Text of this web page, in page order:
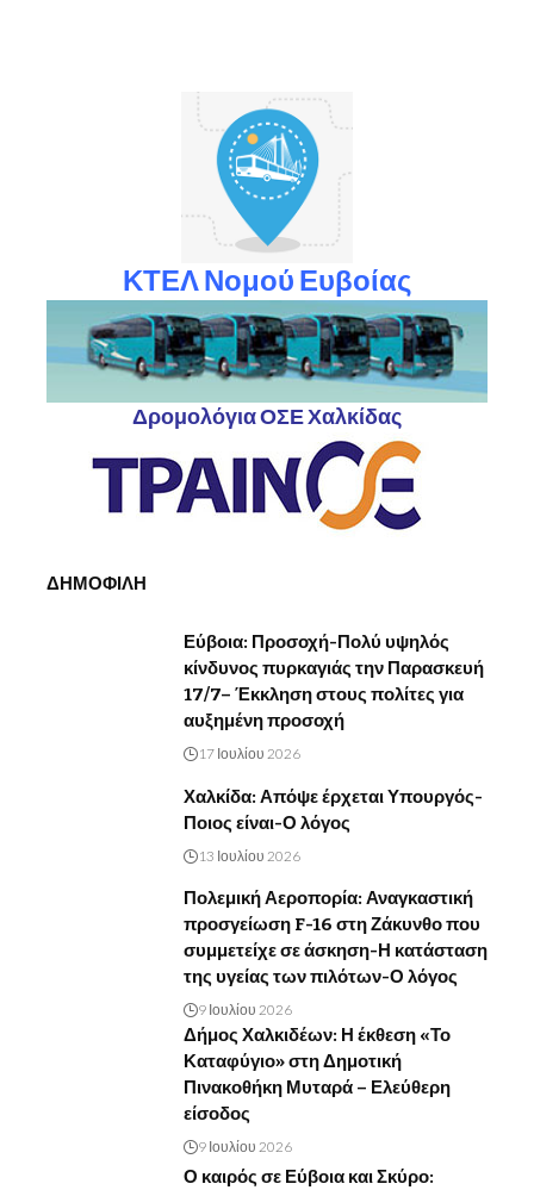
ΚΤΕΛ Νομού Ευβοίας
Δρομολόγια ΟΣΕ Χαλκίδας
ΔΗΜΟΦΙΛΗ
Εύβοια: Προσοχή-Πολύ υψηλός
κίνδυνος πυρκαγιάς την Παρασκευή
17/7– Έκκληση στους πολίτες για
αυξημένη προσοχή
17 Ιουλίου 2026
Χαλκίδα: Απόψε έρχεται Υπουργός-
Ποιος είναι-Ο λόγος
13 Ιουλίου 2026
Πολεμική Αεροπορία: Αναγκαστική
προσγείωση F-16 στη Ζάκυνθο που
συμμετείχε σε άσκηση-Η κατάσταση
της υγείας των πιλότων-Ο λόγος
9 Ιουλίου 2026
Δήμος Χαλκιδέων: Η έκθεση «Το
Καταφύγιο» στη Δημοτική
Πινακοθήκη Μυταρά – Ελεύθερη
είσοδος
9 Ιουλίου 2026
Ο καιρός σε Εύβοια και Σκύρο: